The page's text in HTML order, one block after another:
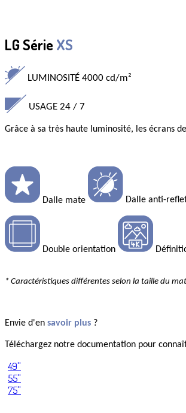
LG Série XS
LUMINOSITÉ 4000 cd/m²
USAGE 24 / 7
Grâce à sa très haute luminosité, les écrans
Dalle mate Dalle anti-
Double orientation
* Caractéristiques différentes selon la taille du
Envie d'en savoir plus ?
Téléchargez notre documentation pour
49''
55''
75''